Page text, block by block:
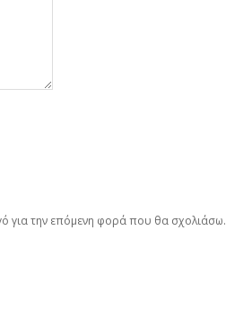
για την επόμενη φορά που θα σχολιάσω.